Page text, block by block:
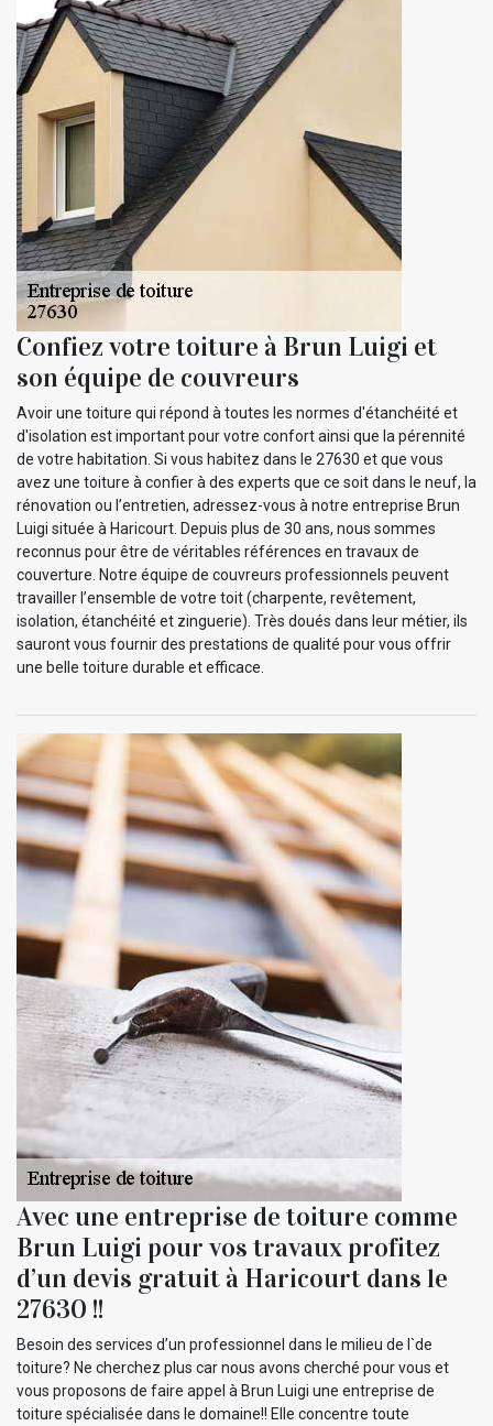
Confiez votre toiture à Brun Luigi et
son équipe de couvreurs
Avoir une toiture qui répond à toutes les normes d'étanchéité et
d'isolation est important pour votre confort ainsi que la pérennité
de votre habitation. Si vous habitez dans le 27630 et que vous
avez une toiture à confier à des experts que ce soit dans le neuf, la
rénovation ou l’entretien, adressez-vous à notre entreprise Brun
Luigi située à Haricourt. Depuis plus de 30 ans, nous sommes
reconnus pour être de véritables références en travaux de
couverture. Notre équipe de couvreurs professionnels peuvent
travailler l’ensemble de votre toit (charpente, revêtement,
isolation, étanchéité et zinguerie). Très doués dans leur métier, ils
sauront vous fournir des prestations de qualité pour vous offrir
une belle toiture durable et efficace.
Avec une entreprise de toiture comme
Brun Luigi pour vos travaux profitez
d’un devis gratuit à Haricourt dans le
27630 !!
Besoin des services d’un professionnel dans le milieu de l`de
toiture? Ne cherchez plus car nous avons cherché pour vous et
vous proposons de faire appel à Brun Luigi une entreprise de
toiture spécialisée dans le domaine!! Elle concentre toute